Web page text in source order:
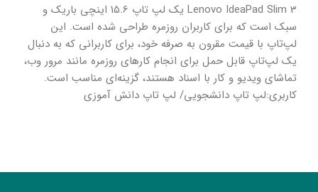
Lenovo IdeaPad Slim 3 یک لپ تاپ 15.6 اینچی باریک و
سبک است که برای کاربران روزمره طراحی شده است. این
لپ‌تاپ با قیمت مقرون به صرفه خود، برای کاربرانی که به دنبال
یک لپ‌تاپ قابل حمل برای انجام کارهای روزمره مانند مرور وب،
تماشای ویدیو و کار با اسناد هستند، گزینه‌ای مناسب است.
کاربری:لپ تاپ دانشجویی/ لپ تاپ دانش آموزی